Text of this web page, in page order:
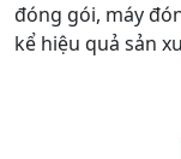
đóng gói, máy
kể hiệu quả sản